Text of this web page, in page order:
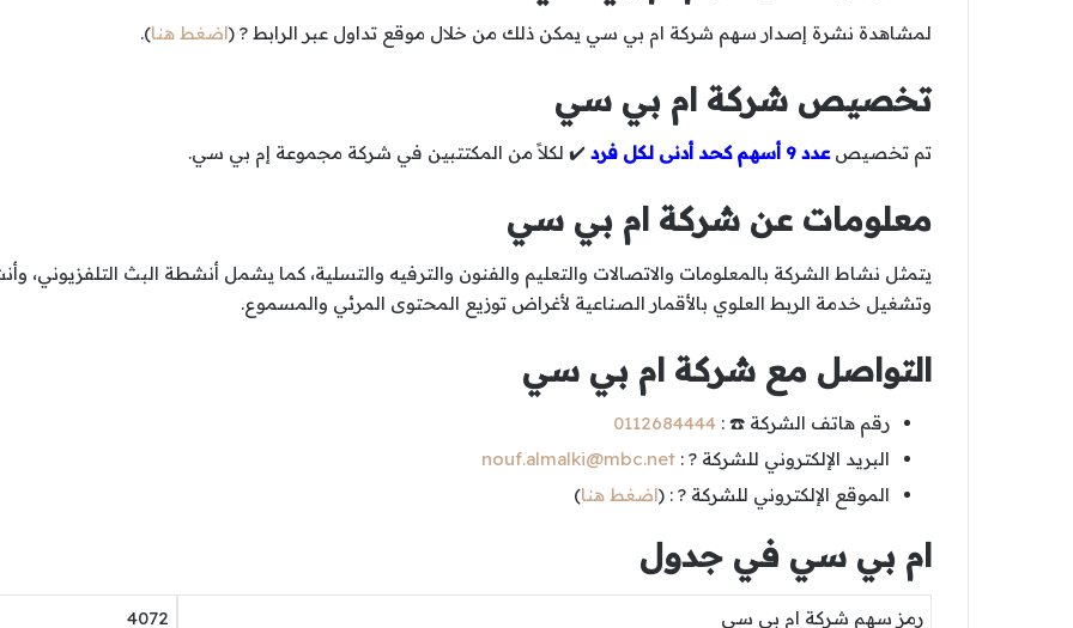
لمشاهدة نشرة إصدار سهم شركة ام بي سي يمكن ذلك من خلال موقع تداول عبر الرابط ? (اضغط هنا).
تخصيص شركة ام بي سي
تم تخصيصعدد 9 أسهم كحد أدنى لكل فرد ✔️ لكلاً من المكتتبين في شركة مجموعة إم بي سي.
معلومات عن شركة ام بي سي
يتمثل نشاط الشركة بالمعلومات والاتصالات والتعليم والفنون والترفيه والتسلية، كما يشمل أنشطة البث التلفزيوني،
وتشغيل خدمة الربط العلوي بالأقمار الصناعية لأغراض توزيع المحتوى المرئي والمسموع.
التواصل مع شركة ام بي سي
رقم هاتف الشركة ☎️ : 0112684444
البريد الإلكتروني للشركة ? : nouf.almalki@mbc.net
الموقع الإلكتروني للشركة ? : (اضغط هنا)
ام بي سي في جدول
رمز سهم شركة ام بي سي 4072